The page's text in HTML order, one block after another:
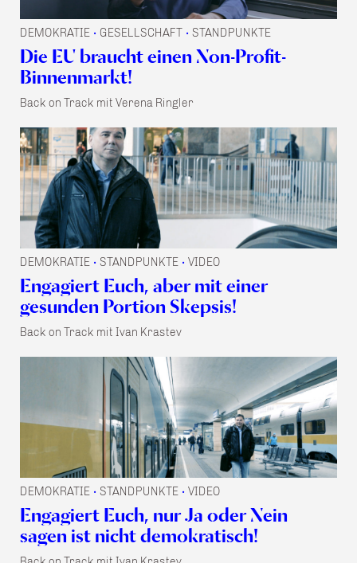
DEMOKRATIE • GESELLSCHAFT • STANDPUNKTE
Die EU braucht einen Non-Profit-
Binnenmarkt!
Back on Track mit Verena Ringler
DEMOKRATIE • STANDPUNKTE • VIDEO
Engagiert Euch, aber mit einer
gesunden Portion Skepsis!
Back on Track mit Ivan Krastev
DEMOKRATIE • STANDPUNKTE • VIDEO
Engagiert Euch, nur Ja oder Nein
sagen ist nicht demokratisch!